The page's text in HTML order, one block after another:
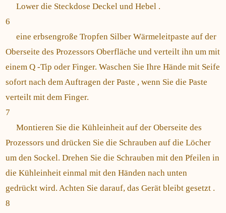
Lower die Steckdose Deckel und Hebel .
6
eine erbsengroße Tropfen Silber Wärmeleitpaste auf der
Oberseite des Prozessors Oberfläche und verteilt ihn um mit
einem Q -Tip oder Finger. Waschen Sie Ihre Hände mit Seife
sofort nach dem Auftragen der Paste , wenn Sie die Paste
verteilt mit dem Finger.
7
Montieren Sie die Kühleinheit auf der Oberseite des
Prozessors und drücken Sie die Schrauben auf die Löcher
um den Sockel. Drehen Sie die Schrauben mit den Pfeilen in
die Kühleinheit einmal mit den Händen nach unten
gedrückt wird. Achten Sie darauf, das Gerät bleibt gesetzt .
8